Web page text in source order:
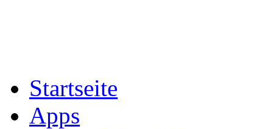
Startseite
Apps